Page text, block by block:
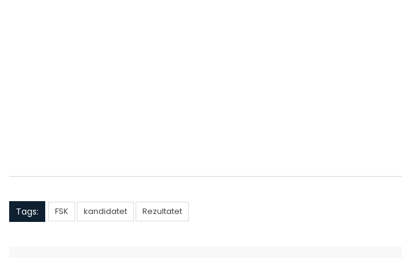
Tags: FSK kandidatet Rezultatet